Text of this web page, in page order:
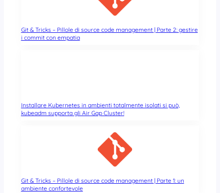
Git & Tricks – Pillole di source code management | Parte 2: gestire
i commit con empatia
Installare Kubernetes in ambienti totalmente isolati si può,
kubeadm supporta gli Air Gap Cluster!
Git & Tricks – Pillole di source code management | Parte 1: un
ambiente confortevole